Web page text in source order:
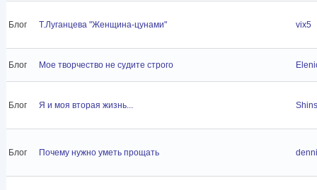
Блог Т.Луганцева "Женщина-цунами" vix5
Блог Мое творчество не судите строго
Блог Я и моя вторая жизнь...
Блог Почему нужно уметь прощать